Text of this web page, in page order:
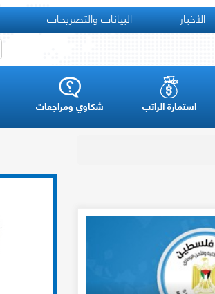
الأخبار البيانات والتصريحات
استمارة الراتب شكاوي ومراجعات